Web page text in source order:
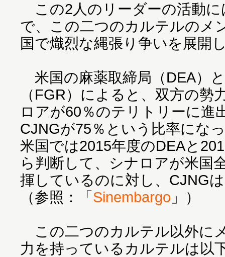
この2人のリーダーの活動に
で、この二つのカルテルのメ
国で熾烈な縄張り争いを展開
米国の麻薬取締局（DEA）
（FGR）によると、双方の
ロアが60％のテリトリーに進
CJNGが75％という比率にな
米国では2015年度のDEAと
ら判断して、シナロアが米国
揮しているのに対し、CJNG
（参照：「Sinembargo 」）
この二つのカルテル以外に
力を持っているカルテルは以